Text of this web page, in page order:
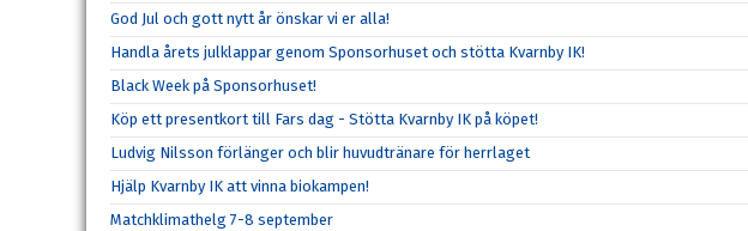
God Jul och gott nytt år önskar vi er alla!
Handla årets julklappar genom Sponsorhuset och stötta Kvarnby IK!
Black Week på Sponsorhuset!
Köp ett presentkort till Fars dag - Stötta Kvarnby IK på köpet!
Ludvig Nilsson förlänger och blir huvudtränare för herrlaget
Hjälp Kvarnby IK att vinna biokampen!
Matchklimathelg 7-8 september